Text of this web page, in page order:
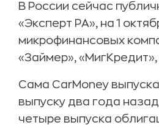
В России сейчас
«Эксперт РА», на 1
микрофинансовых
«Займер»,
Сама CarMoney
выпуску два года
четыре выпуска